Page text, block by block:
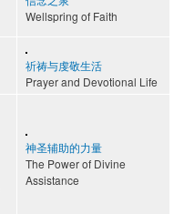
Wellspring of Faith
祈祷与虔敬生活
Prayer and Devotional Life
神圣辅助的力量
The Power of Divine
Assistance